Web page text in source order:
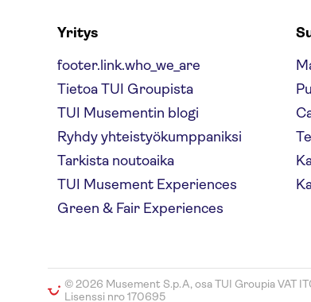
Yritys
footer.link.who_we_are
Tietoa TUI Groupista
TUI Musementin blogi
Ryhdy yhteistyökumppaniksi
Tarkista noutoaika
TUI Musement Experiences
Green & Fair Experiences
© 2026 Musement S.p.A, osa TUI Groupia VAT
Lisenssi nro 170695